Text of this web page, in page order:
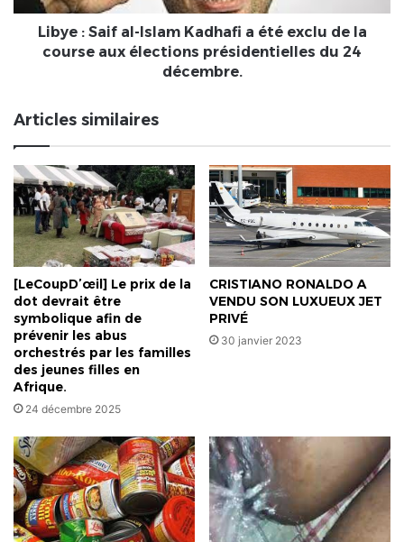
exclu
présidentielles
du
24
décembre.
Libye : Saif al-Islam Kadhafi a été exclu de la
course aux élections présidentielles du 24
décembre.
Articles similaires
[LeCoupD’œil] Le prix de la
dot devrait être
symbolique afin de
prévenir les abus
orchestrés par les familles
des jeunes filles en
Afrique.
24 décembre 2025
CRISTIANO RONALDO A
VENDU SON LUXUEUX JET
PRIVÉ
30 janvier 2023